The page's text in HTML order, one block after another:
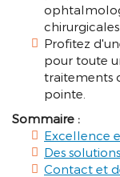
chirurgicales
Profitez
pour toute
traitements
pointe.
Sommaire :
Excellence
Des
Contact et